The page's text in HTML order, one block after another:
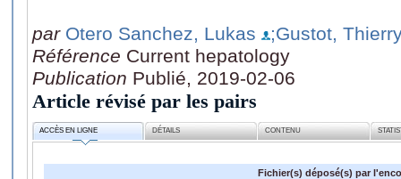
par Otero Sanchez, Lukas
;Gustot,
Référence Current hepatology
Publication Publié, 2019-02-06
Article révisé par les pairs
ACCÈS EN LIGNE DÉTAILS CONTENU
Fichier(s) déposé(s) par